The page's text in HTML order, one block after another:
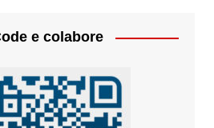
e colabore